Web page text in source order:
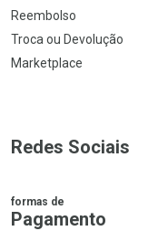
Reembolso
Troca ou Devolução
Marketplace
Redes Sociais
formas de
Pagamento